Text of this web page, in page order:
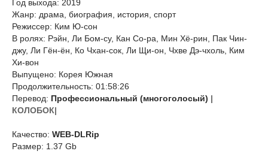
Год выхода: 2019
Жанр: драма, биография, история, спорт
Режиссер: Ким Ю-сон
В ролях: Рэйн, Ли Бом-су, Кан Со-ра, Мин Хё-рин, Пак Чин-
джу, Ли Гён-ён, Ко Чхан-сок, Ли Щи-он, Чхве Дэ-чхоль, Ким
Хи-вон
Выпущено: Корея Южная
Продолжительность: 01:58:26
Перевод: Профессиональный (многоголосый) |
КОЛОБОК|
Качество: WEB-DLRip
Размер: 1.37 Gb